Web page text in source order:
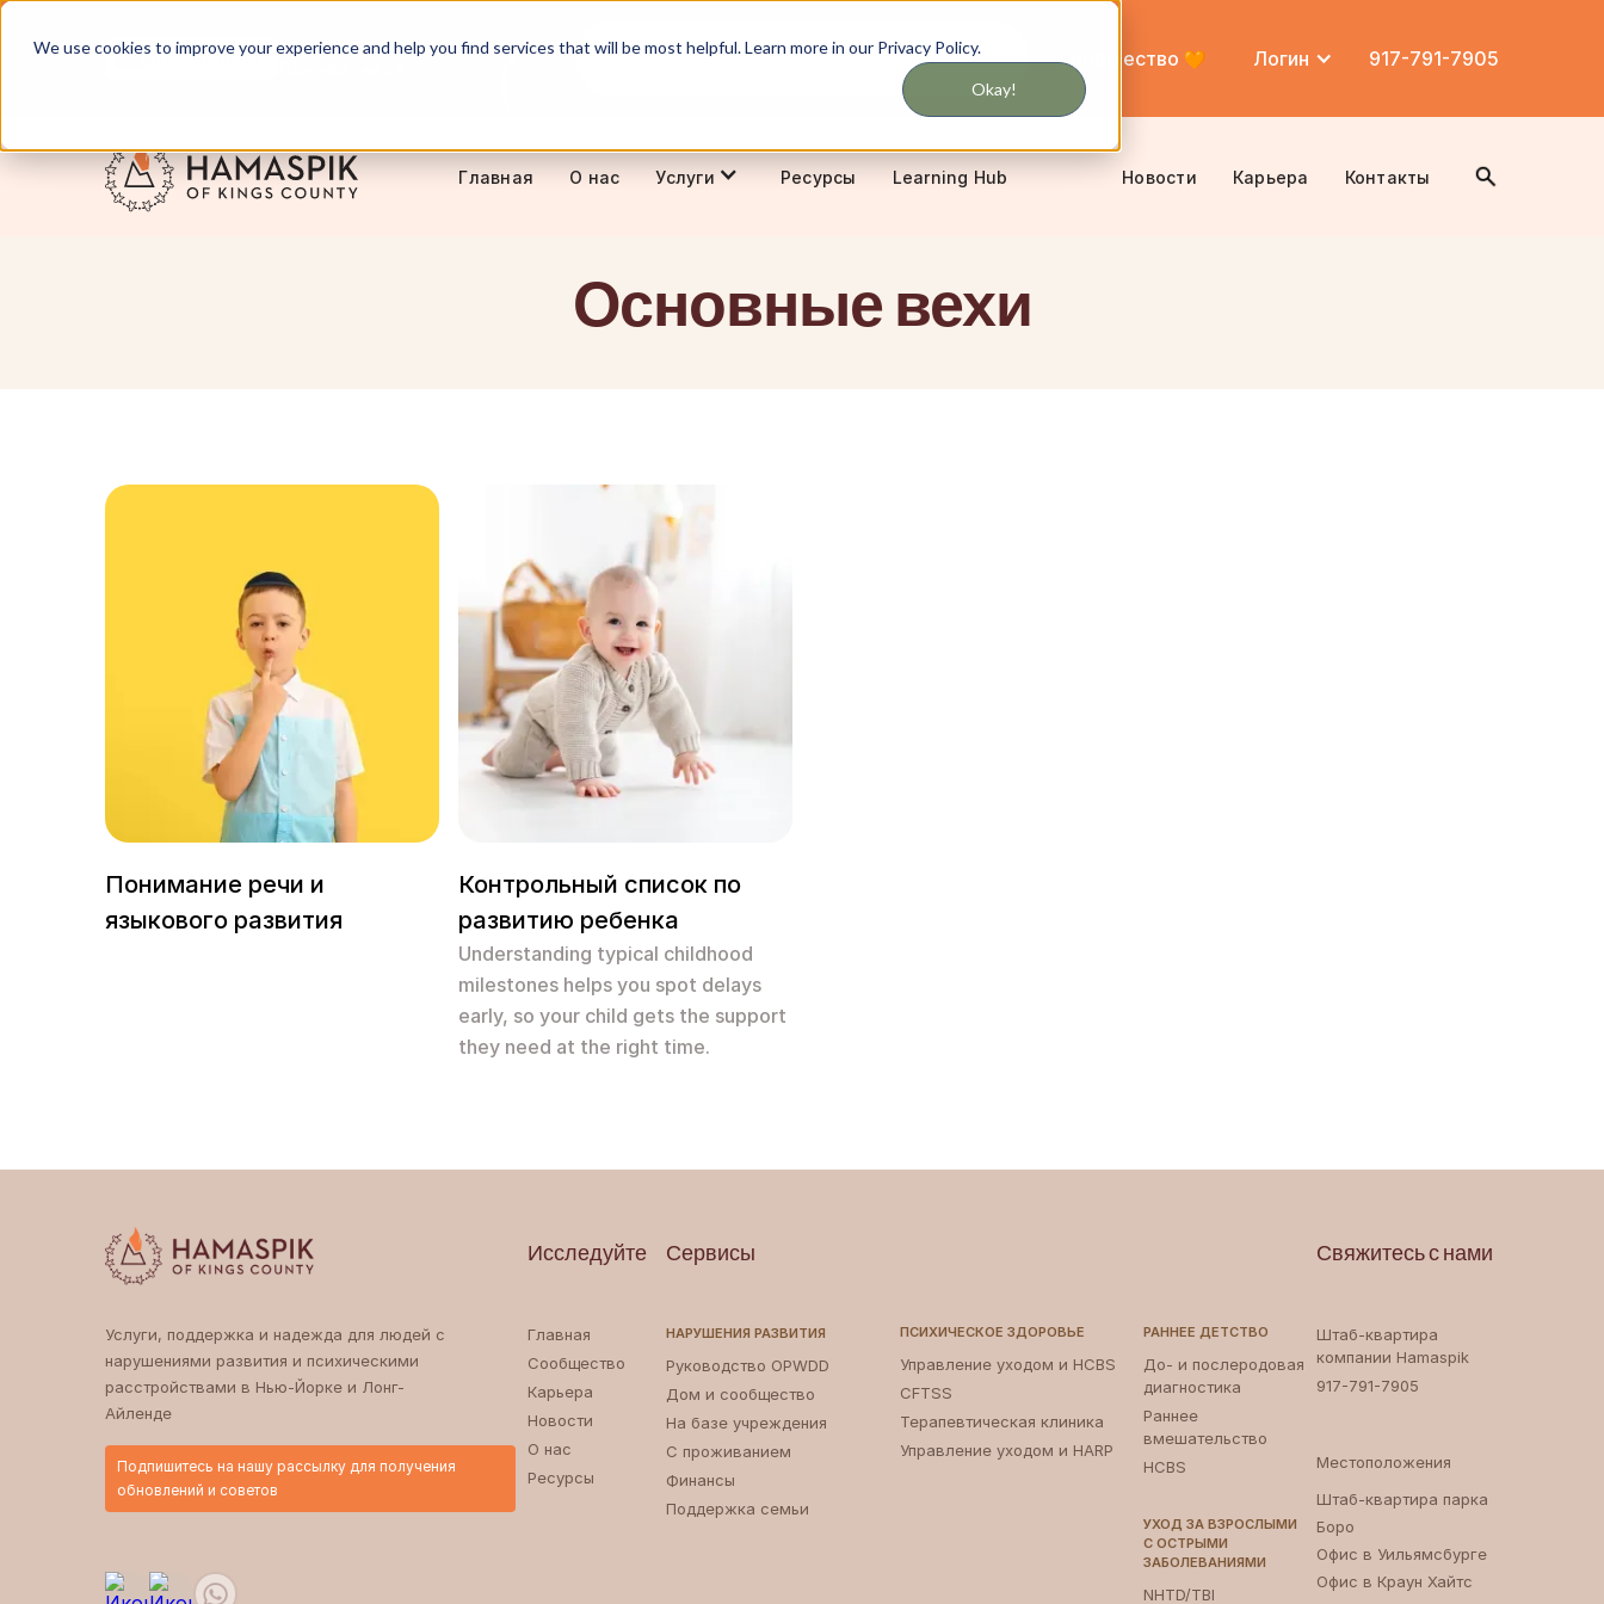
We use cookies to improve your experience and help you find services that will be most helpful. Learn more in our Privacy Policy.
Okay!
английский
Обслуживание Нью-Йорка и
Никогда не пропустите обновления об
Сообщество Логин 917-791-7905
Главная О нас Услуги Ресурсы Learning Hub Новости Карьера Контакты
Основные вехи
Понимание речи и
языкового развития
Контрольный список по
развитию ребенка
Understanding typical childhood
milestones helps you spot delays
early, so your child gets the support
they need at the right time.
Услуги, поддержка и надежда для людей с
нарушениями развития и психическими
расстройствами в Нью-Йорке и Лонг-
Айленде
Подпишитесь на нашу рассылку для получения
обновлений и советов
Исследуйте
Главная
Сообщество
Карьера
Новости
О нас
Ресурсы
Сервисы
НАРУШЕНИЯ РАЗВИТИЯ
Руководство OPWDD
Дом и сообщество
На базе учреждения
С проживанием
Финансы
Поддержка семьи
ПСИХИЧЕСКОЕ ЗДОРОВЬЕ
Управление уходом и HCBS
CFTSS
Терапевтическая клиника
Управление уходом и HARP
РАННЕЕ ДЕТСТВО
До- и послеродовая
диагностика
Раннее
вмешательство
HCBS
УХОД ЗА ВЗРОСЛЫМИ
С ОСТРЫМИ
ЗАБОЛЕВАНИЯМИ
NHTD/TBI
Свяжитесь с нами
Штаб-квартира
компании Hamaspik
917-791-7905
Местоположения
Штаб-квартира парка
Боро ‍
Офис в Уильямсбурге
Офис в Краун Хайтс